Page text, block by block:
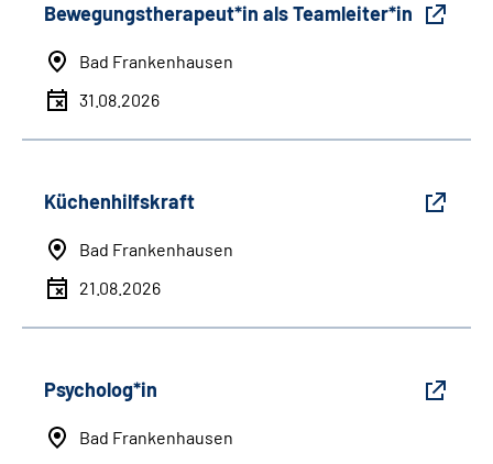
Bewegungstherapeut*in als Teamleiter*in
Bad Frankenhausen
31.08.2026
Küchenhilfskraft
Bad Frankenhausen
21.08.2026
Psycholog*in
Bad Frankenhausen